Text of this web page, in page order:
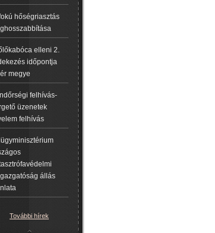
fokú hőségriasztás
elleni 2.
időpontja
megye
felhívás-
üzenetek
felhívás
állás
További hírek